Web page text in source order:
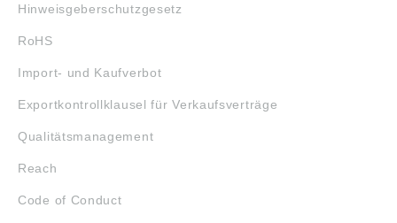
Hinweisgeberschutzgesetz
RoHS
Import- und Kaufverbot
Exportkontrollklausel für Verkaufsverträge
Qualitätsmanagement
Reach
Code of Conduct